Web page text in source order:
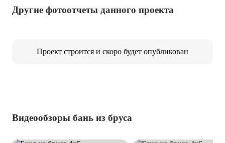
Другие фотоотчеты данного проекта
Проект строится и скоро будет опубликован
Видеообзоры бань из бруса